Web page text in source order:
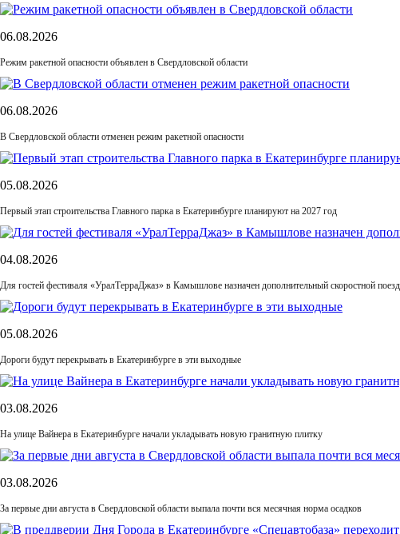
06.08.2026
Режим ракетной опасности объявлен в Свердловской области
06.08.2026
В Свердловской области отменен режим ракетной опасности
05.08.2026
Первый этап строительства Главного парка в Екатеринбурге планируют на 2027 год
04.08.2026
Для гостей фестиваля «УралТерраДжаз» в Камышлове назначен дополнительный скоростной поезд
05.08.2026
Дороги будут перекрывать в Екатеринбурге в эти выходные
03.08.2026
На улице Вайнера в Екатеринбурге начали укладывать новую гранитную плитку
03.08.2026
За первые дни августа в Свердловской области выпала почти вся месячная норма осадков